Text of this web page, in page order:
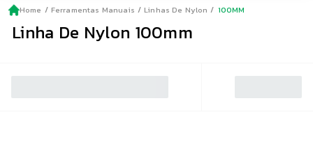
Home Ferramentas Manuais Linhas De Nylon 100MM
Linha De Nylon 100mm